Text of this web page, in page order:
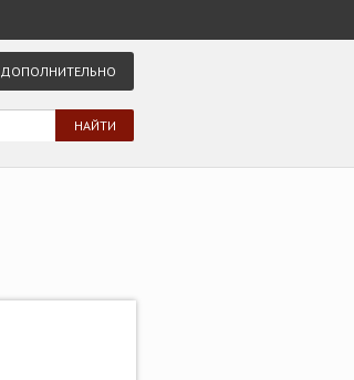
ДОПОЛНИТЕЛЬНО